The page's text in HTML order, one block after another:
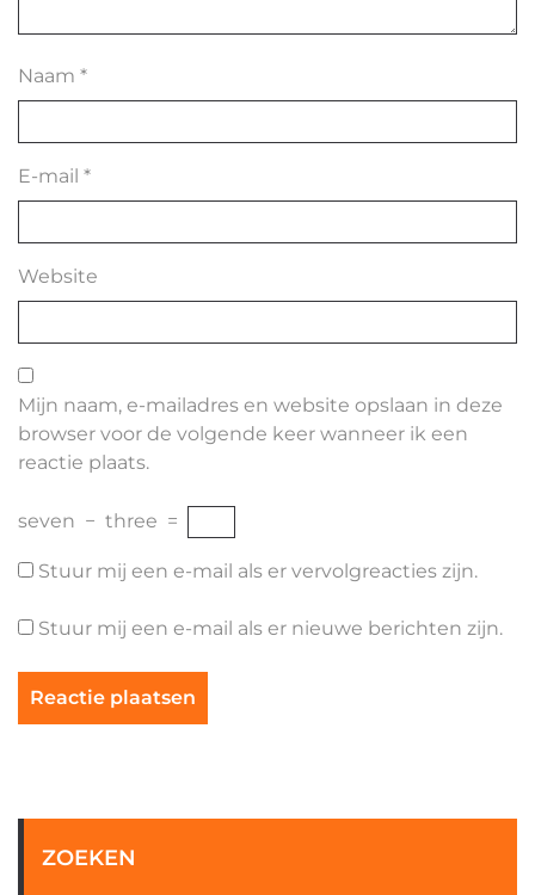
Naam *
E-mail *
Website
Mijn naam, e-mailadres en website opslaan in deze
browser voor de volgende keer wanneer ik een
reactie plaats.
seven − three =
Stuur mij een e-mail als er vervolgreacties zijn.
Stuur mij een e-mail als er nieuwe berichten zijn.
ZOEKEN